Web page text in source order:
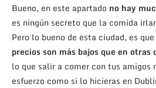
Bueno, en este apartado no hay
es ningún secreto que la comida
Pero lo bueno de esta ciudad, es
precios son más bajos que en otras
lo que salir a comer con tus amigos
esfuerzo como si lo hicieras en